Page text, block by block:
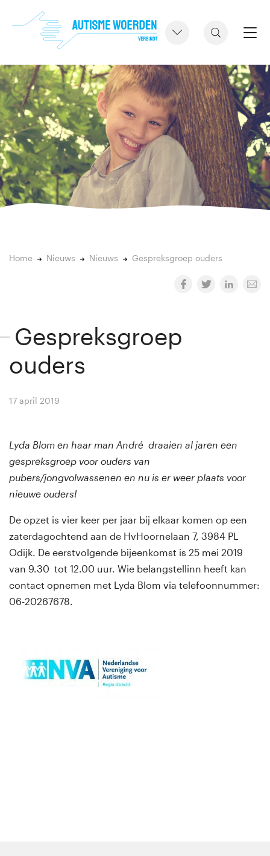
Home Nieuws Nieuws Gespreksgroep ouders
Gespreksgroep
ouders
17 april 2019
Lyda Blom en haar man André draaien al jaren een
gespreksgroep voor ouders van
pubers/jongvolwassenen en nu is er weer plaats voor
nieuwe ouders!
De opzet is vier keer per jaar bij elkaar komen op een
zaterdagochtend aan de HvHoornelaan 7, 3984 PL
Odijk. De eerstvolgende bijeenkomst is 25 mei 2019
van 9.30 tot 12.00 uur. Wie belangstellinn heeft kan
contact opnemen met Lyda Blom via telefoonnummer:
06-20267678.